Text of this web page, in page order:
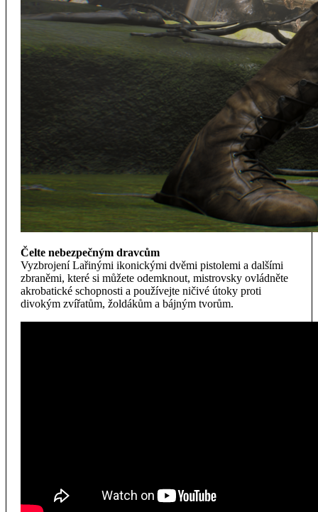
Čelte nebezpečným dravcům
Vyzbrojení Lařinými ikonickými dvěmi pistolemi a dalšími
zbraněmi, které si můžete odemknout, mistrovsky ovládněte
akrobatické schopnosti a používejte ničivé útoky proti
divokým zvířatům, žoldákům a bájným tvorům.